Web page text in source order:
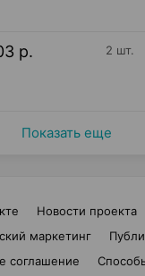
р. 2 шт.
Показать еще
Новости проекта
маркетинг
соглашение